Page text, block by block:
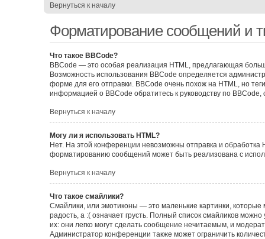
Вернуться к началу
Форматирование сообщений и
Что такое BBCode?
BBCode — это особая реализация HTML, предлагающая
Возможность использования BBCode определяется
форме для его отправки. BBCode очень похож на HTML, но
информацией о BBCode обратитесь к руководству по
Вернуться к началу
Могу ли я использовать HTML?
Нет. На этой конференции невозможны отправка и
форматированию сообщений может быть реализована с
Вернуться к началу
Что такое смайлики?
Смайлики, или эмотиконы — это маленькие картинки,
радость, а :( означает грусть. Полный список смайликов
их: они легко могут сделать сообщение нечитаемым, и
Администратор конференции также может ограничить